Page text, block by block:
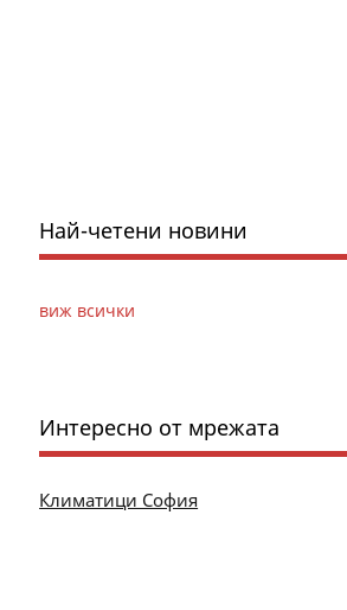
Най-четени новини
виж всички
Интересно от мрежата
Климатици София